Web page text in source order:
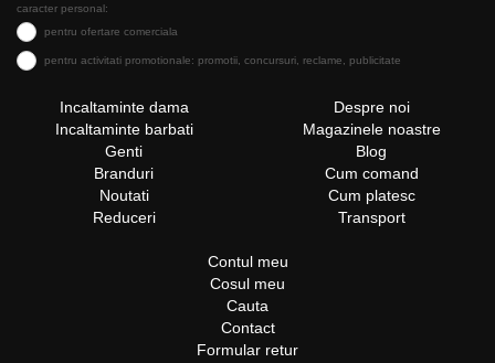
caracter personal:
pentru ofertare comerciala
pentru activitati promotionale: promotii, concursuri, reclame, publicitate
Incaltaminte dama
Incaltaminte barbati
Genti
Branduri
Noutati
Reduceri
Despre noi
Magazinele noastre
Blog
Cum comand
Cum platesc
Transport
Contul meu
Cosul meu
Cauta
Contact
Formular retur